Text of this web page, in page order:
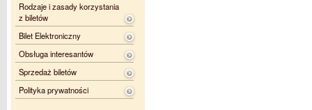
Rodzaje i zasady korzystania
z biletów
Bilet Elektroniczny
Obsługa interesantów
Sprzedaż biletów
Polityka prywatności